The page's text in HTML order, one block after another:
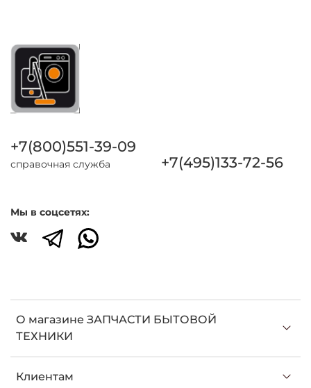
О магазине ЗАПЧАСТИ БЫТОВОЙ
ТЕХНИКИ
Клиентам
+7(800)551-39-09
справочная служба +7(495)133-72-56
Мы в соцсетях: